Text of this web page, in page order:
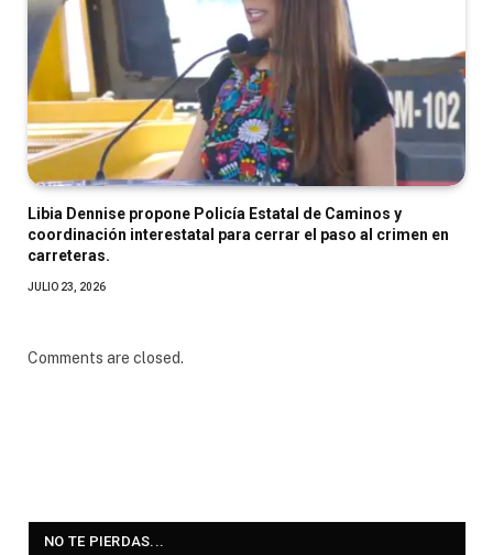
Libia Dennise propone Policía Estatal de Caminos y
coordinación interestatal para cerrar el paso al crimen en
carreteras.
JULIO 23, 2026
Comments are closed.
NO TE PIERDAS...